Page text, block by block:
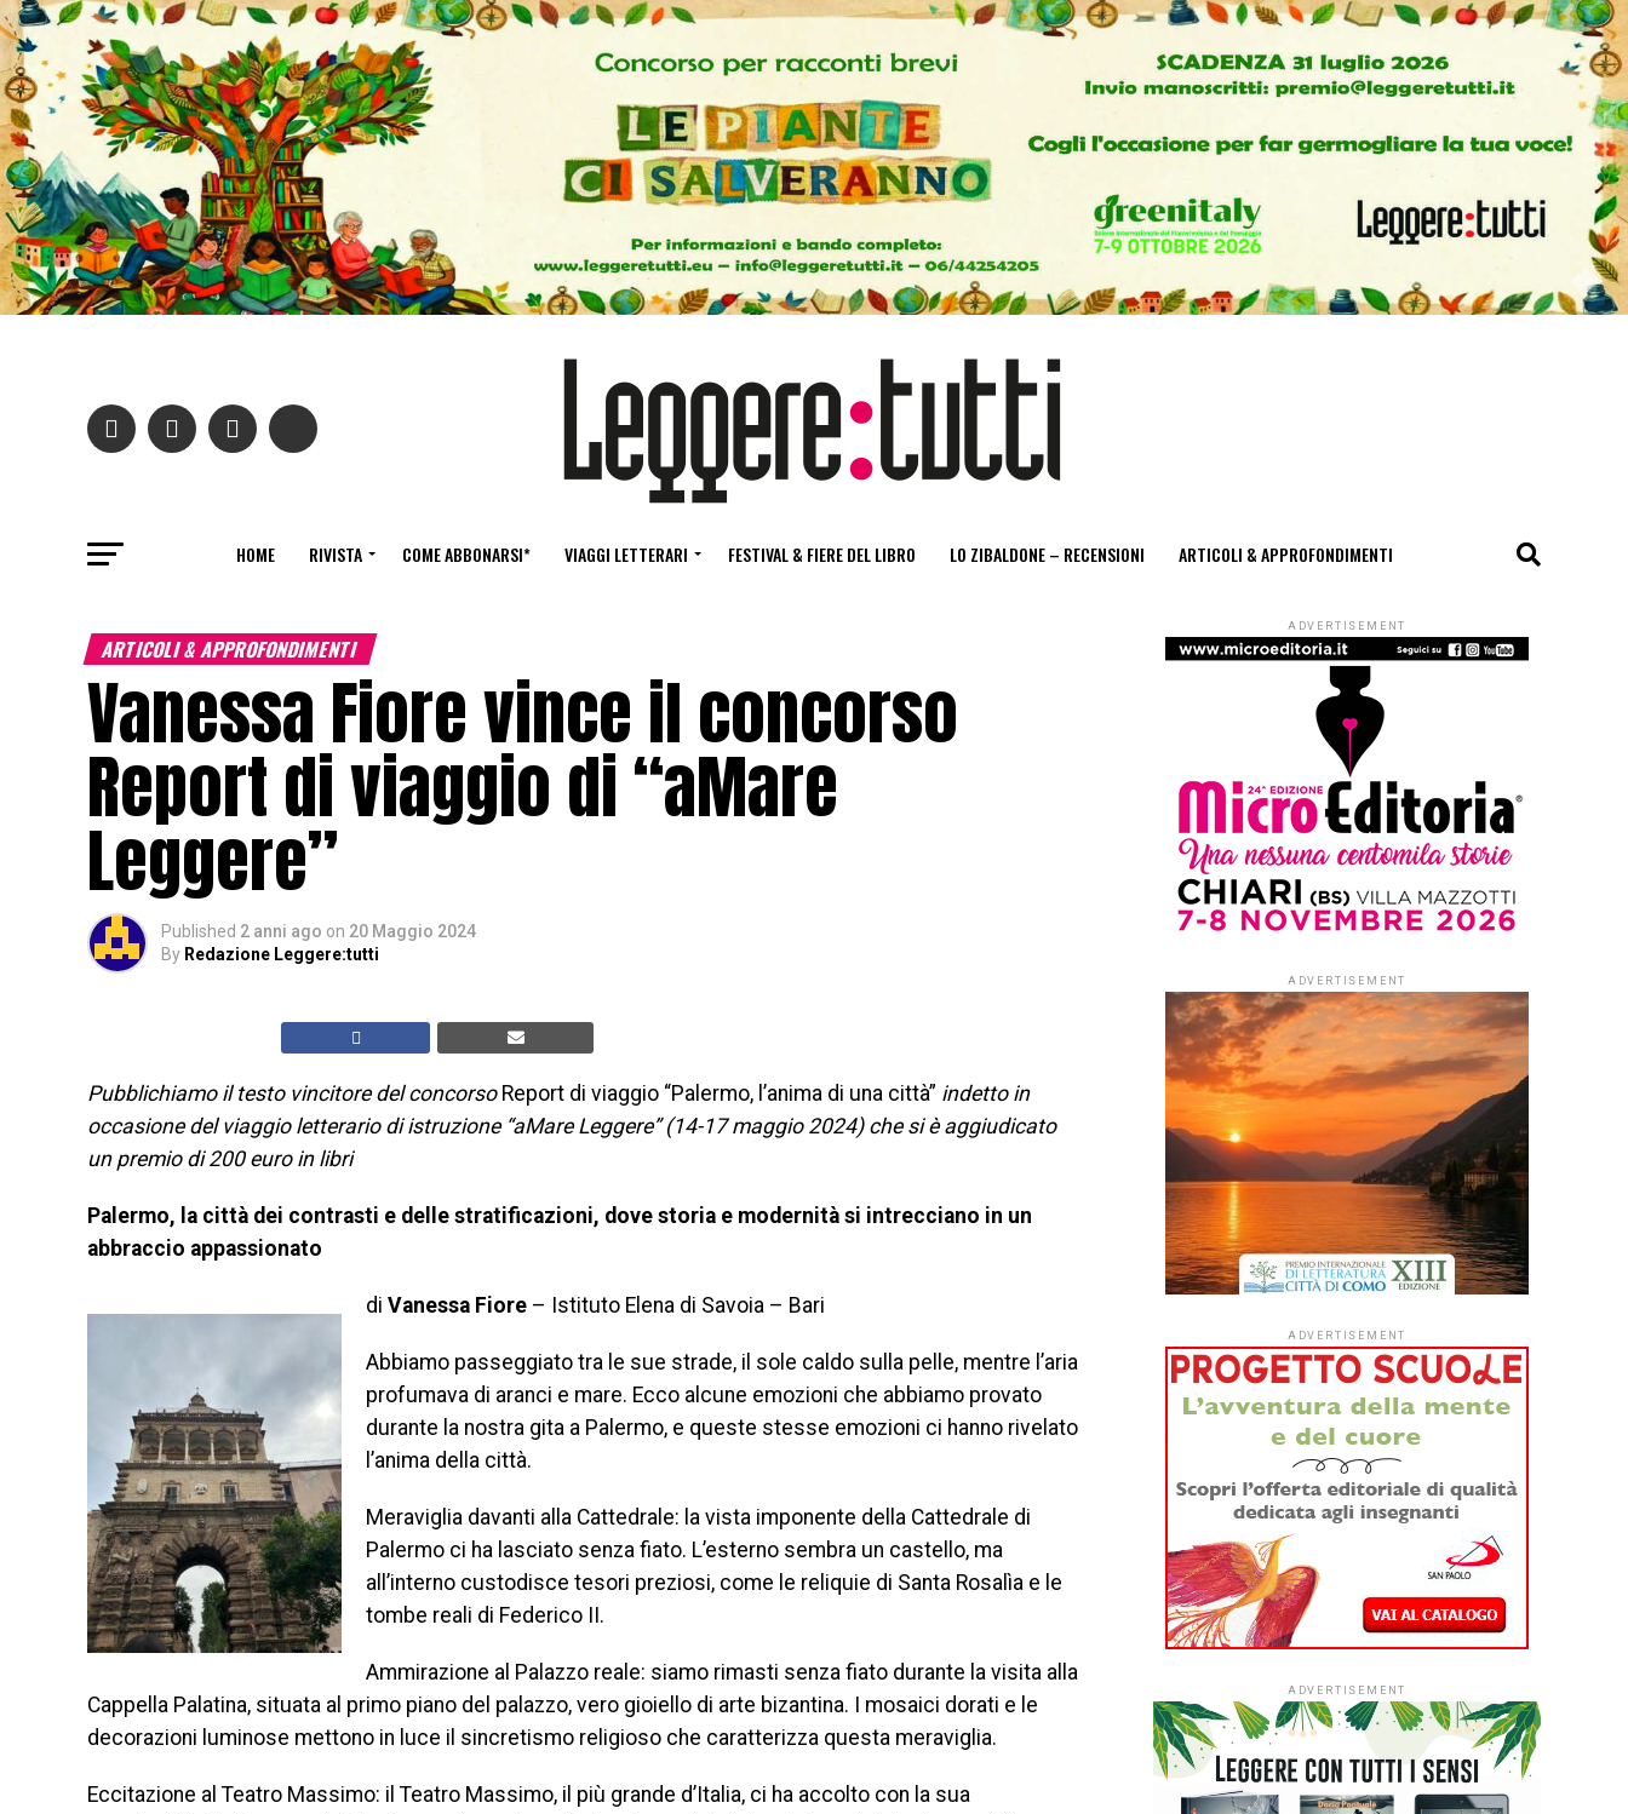
HOME RIVISTA COME ABBONARSI* VIAGGI LETTERARI FESTIVAL & FIERE DEL LIBRO LO ZIBALDONE – RECENSIONI ARTICOLI & APPROFONDIMENTI
ARTICOLI & APPROFONDIMENTI
Vanessa Fiore vince il concorso
Report di viaggio di “aMare
Leggere”
Published 2 anni ago on 20 Maggio 2024
By Redazione Leggere:tutti
Pubblichiamo il testo vincitore del concorso Report di viaggio “Palermo, l’anima di una città” indetto in
occasione del viaggio letterario di istruzione “aMare Leggere” (14-17 maggio 2024) che si è aggiudicato
un premio di 200 euro in libri
Palermo, la città dei contrasti e delle stratificazioni, dove storia e modernità si intrecciano in un
abbraccio appassionato
di Vanessa Fiore – Istituto Elena di Savoia – Bari
Abbiamo passeggiato tra le sue strade, il sole caldo sulla pelle, mentre l’aria
profumava di aranci e mare. Ecco alcune emozioni che abbiamo provato
durante la nostra gita a Palermo, e queste stesse emozioni ci hanno rivelato
l’anima della città.
Meraviglia davanti alla Cattedrale: la vista imponente della Cattedrale di
Palermo ci ha lasciato senza fiato. L’esterno sembra un castello, ma
all’interno custodisce tesori preziosi, come le reliquie di Santa Rosalìa e le
tombe reali di Federico II.
Ammirazione al Palazzo reale: siamo rimasti senza fiato durante la visita alla
Cappella Palatina, situata al primo piano del palazzo, vero gioiello di arte bizantina. I mosaici dorati e le
decorazioni luminose mettono in luce il sincretismo religioso che caratterizza questa meraviglia.
Eccitazione al Teatro Massimo: il Teatro Massimo, il più grande d’Italia, ci ha accolto con la sua
ADVERTISEMENT
ADVERTISEMENT
ADVERTISEMENT
ADVERTISEMENT